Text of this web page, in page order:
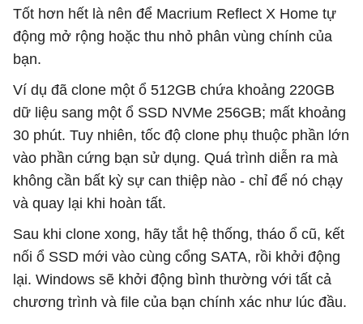
Tốt hơn hết là nên để Macrium Reflect X Home tự
động mở rộng hoặc thu nhỏ phân vùng chính của
bạn.
Ví dụ đã clone một ổ 512GB chứa khoảng 220GB
dữ liệu sang một ổ SSD NVMe 256GB; mất khoảng
30 phút. Tuy nhiên, tốc độ clone phụ thuộc phần lớn
vào phần cứng bạn sử dụng. Quá trình diễn ra mà
không cần bất kỳ sự can thiệp nào - chỉ để nó chạy
và quay lại khi hoàn tất.
Sau khi clone xong, hãy tắt hệ thống, tháo ổ cũ, kết
nối ổ SSD mới vào cùng cổng SATA, rồi khởi động
lại. Windows sẽ khởi động bình thường với tất cả
chương trình và file của bạn chính xác như lúc đầu.